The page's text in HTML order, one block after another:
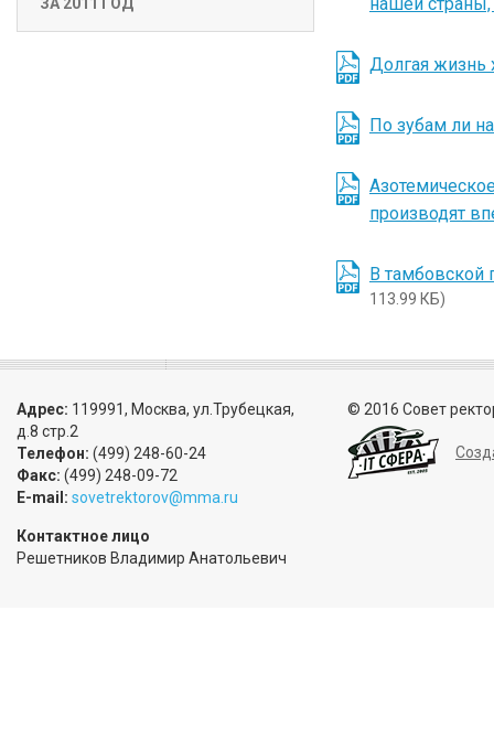
Долгая жизнь
По зубам ли
производят
В тамбовской
113.99 КБ)
Адрес: 119991, Москва, ул.Трубецкая,
д.8 стр.2
Телефон: (499) 248-60-24
Факс: (499) 248-09-72
E-mail: sovetrektorov@mma.ru
Контактное лицо
Решетников Владимир Анатольевич
© 2016 Совет